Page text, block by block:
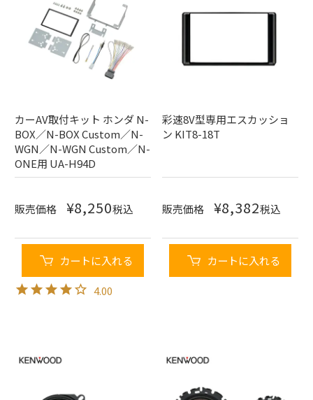
カーAV取付キット ホンダ N-
BOX／N-BOX Custom／N-
WGN／N-WGN Custom／N-
ONE用 UA-H94D
販売価格 ¥8,250税込
カートに入れる
4.00
彩速8V型専用エスカッショ
ン KIT8-18T
販売価格 ¥8,382税込
カートに入れる